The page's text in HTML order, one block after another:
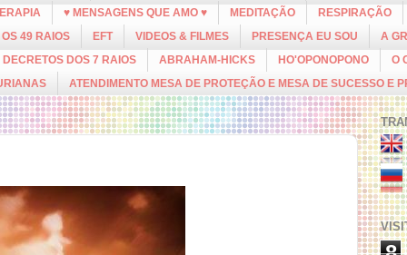
♥ MENSAGENS QUE AMO ♥ MEDITAÇÃO
RESPIRAÇÃO
OS 49 RAIOS
EFT VIDEOS & FILMES PRESENÇA EU SOU
A
DECRETOS DOS 7 RAIOS
ABRAHAM-HICKS HO'OPONOPONO
O
ATENDIMENTO MESA DE PROTEÇÃO E MESA DE SUCESSO E